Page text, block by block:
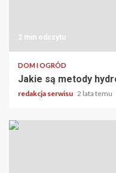
2 min odczytu
DOM I OGRÓD
Jakie są metody
redakcja serwisu 2 lata temu